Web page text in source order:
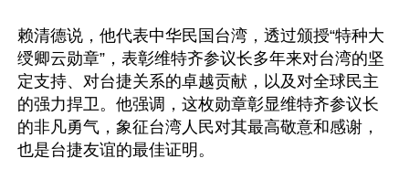
赖清德说，他代表中华民国台湾，透过颁授“特种大
绶卿云勋章”，表彰维特齐参议长多年来对台湾的坚
定支持、对台捷关系的卓越贡献，以及对全球民主
的强力捍卫。他强调，这枚勋章彰显维特齐参议长
的非凡勇气，象征台湾人民对其最高敬意和感谢，
也是台捷友谊的最佳证明。